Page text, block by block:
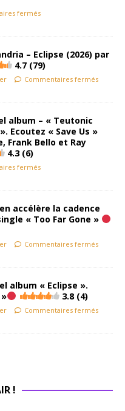
fermés
– Eclipse (2026) par
4.7 (79)
Commentaires fermés
album – « Teutonic
Ecoutez « Save Us »
Frank Bello et Ray
4.3 (6)
fermés
accélère la cadence
« Too Far Gone »
Commentaires fermés
album « Eclipse ».
3.8 (4)
Commentaires fermés
!